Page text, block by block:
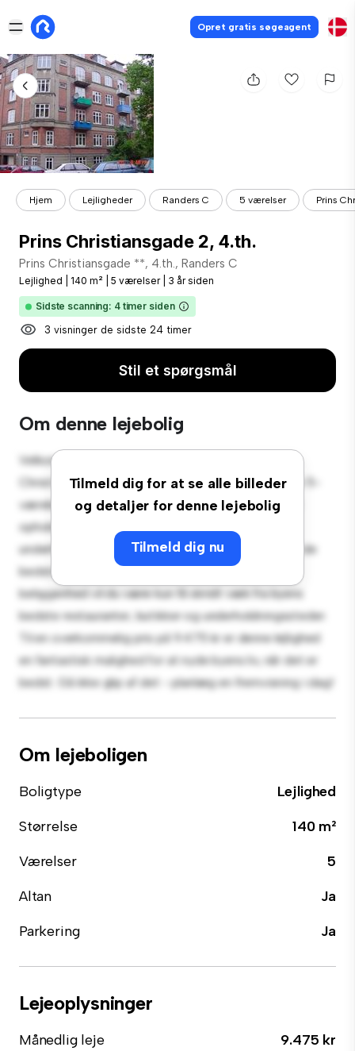
Opret gratis søgeagent
Hjem Lejligheder Randers C 5 værelser Prins
Prins Christiansgade 2, 4.th.
Prins Christiansgade **, 4.th., Randers C
Lejlighed 140 m² 5 værelser 3 år siden
Sidste scanning: 4 timer siden
3 visninger de sidste 24 timer
Stil et spørgsmål
Om denne lejebolig
Tilmeld dig for at se alle billeder
og detaljer for denne lejebolig
Tilmeld dig nu
Velkommen til dit nye byferiested på Prins
Christiansgade 2, 4.th., Randers C! Denne moderne 5-
værelses lejlighed tilbyder et stilfuldt og hyggeligt
opholdsrum. Det åbne koncept er perfekt til at
underholde, og det slanke køkken er udstyret med de
bedste hårde hvidevarer. Med sin førsteklasses
beliggenhed vil du være kun få skridt væk fra byens
bedste restauranter, butikker og underholdningssteder.
Til en overkommelig pris på 9.475 kr er denne lejlighed
en fantastisk mulighed for at nyde byens liv, når det er
bedst. Gå ikke glip af det - planlæg en fremvisning i dag!
Om lejeboligen
Boligtype
Lejlighed
Størrelse
140 m²
Værelser
5
Altan
Ja
Parkering
Ja
Lejeoplysninger
Månedlig leje
9.475 kr